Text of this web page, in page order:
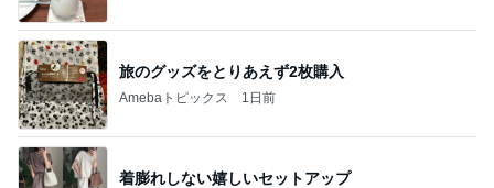
旅のグッズをとりあえず2枚購入
Amebaトピックス 1日前
着膨れしない嬉しいセットアップ